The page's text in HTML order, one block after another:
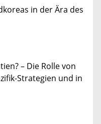
in der Ära des
– Die Rolle von
Strategien und in